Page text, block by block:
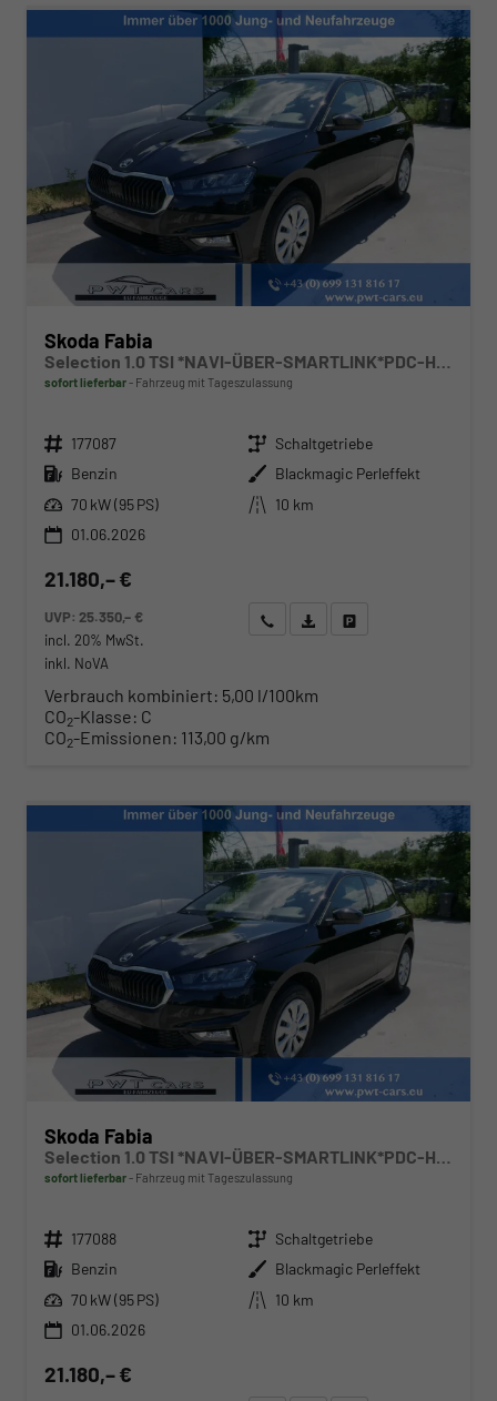
Skoda Fabia
Selection 1.0 TSI *NAVI-ÜBER-SMARTLINK*PDC-HI*LED*SHZ*KLIMA*RADIO
sofort lieferbar Fahrzeug mit Tageszulassung
Fahrzeugnr. 177087 Getriebe Schaltgetriebe
Kraftstoff Benzin Außenfarbe Blackmagic Perleffekt
Leistung 70 kW (95 PS) Kilometerstand
10 km
01.06.2026
21.180,– €
UVP:25.350,– €
incl. 20% MwSt.
inkl. NoVA
Wir rufen Sie anAngebot drucken (PDF)
Verbrauch kombiniert: 5,00 l/100km
CO2-Klasse: C
CO2-Emissionen: 113,00 g/km
Skoda Fabia
sofort lieferbar Fahrzeug mit Tageszulassung
Fahrzeugnr. 177088 Getriebe Schaltgetriebe
Kraftstoff Benzin Außenfarbe Blackmagic Perleffekt
Leistung 70 kW (95 PS) Kilometerstand
10 km
01.06.2026
21.180,– €